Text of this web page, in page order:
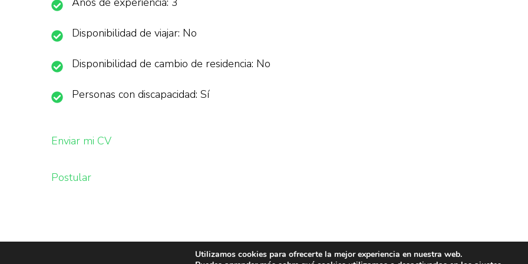
Disponibilidad de viajar: No
Disponibilidad de cambio de residencia: No
Personas con discapacidad: Sí
Enviar mi CV
Postular
Utilizamos cookies para ofrecerte la mejor experiencia en nuestra web.